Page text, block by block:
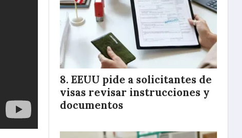
EEUU pide a solicitantes de
visas revisar instrucciones y
documentos